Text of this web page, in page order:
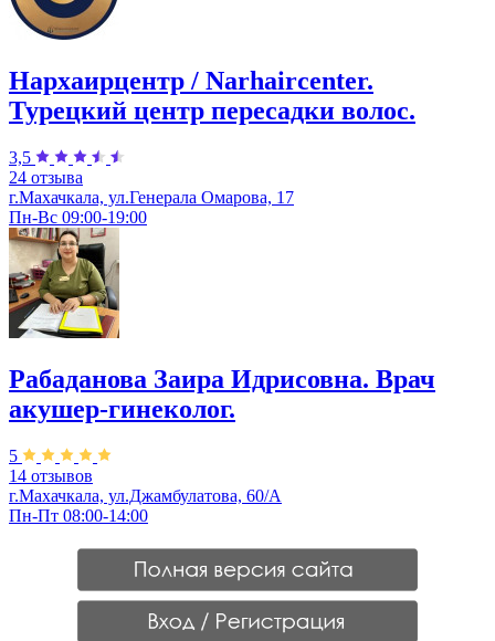
Нархаирцентр / Narhaircenter.
Турецкий центр пересадки волос.
3,5
24 отзыва
г.Махачкала, ул.Генерала Омарова, 17
Пн-Вс 09:00-19:00
Рабаданова Заира Идрисовна. Врач
акушер-гинеколог.
5
14 отзывов
г.Махачкала, ул.Джамбулатова, 60/А
Пн-Пт 08:00-14:00